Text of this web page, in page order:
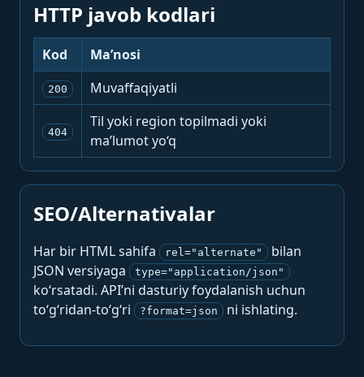
HTTP javob kodlari
Kod Ma’nosi
200 Muvaffaqiyatli
404
Til yoki region topilmadi yoki
ma’lumot yo‘q
SEO/Alternativalar
Har bir HTML sahifa rel="alternate"
bilan
JSON versiyaga
type="application/json"
ko‘rsatadi. API’ni dasturiy foydalanish uchun
to‘g‘ridan-to‘g‘ri
?format=json ni ishlating.